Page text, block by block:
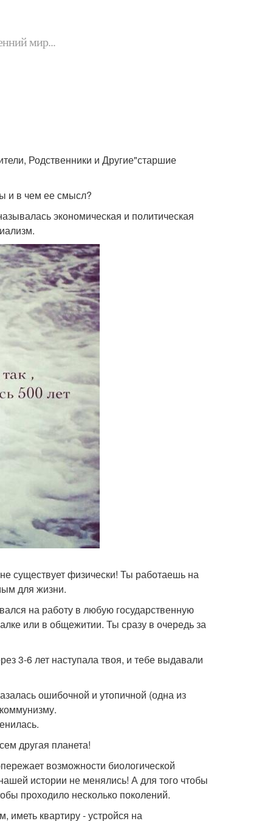
мир...
Родственники и Другие"старшие
и в чем ее смысл?
экономическая и политическая
существует физически! Ты работаешь на
для жизни.
на работу в любую государственную
или в общежитии. Ты сразу в очередь за
3-6 лет наступала твоя, и тебе выдавали
ошибочной и утопичной (одна из
другая планета!
возможности биологической
истории не менялись! А для того чтобы
проходило несколько поколений.
иметь квартиру - устройся на